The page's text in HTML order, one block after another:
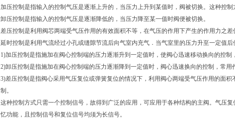
加压控制是指输入的控制气压是逐渐上升的，当压力上升到某值时，阀被切换。这种控
卸压控制是指输入的控制气压是逐渐降低的，当压力降至某一值时阀便被切换。
差压控制是利用阀芯两端受气压作用的有效面积不等，在气压的作用下产生的作用力之差
延时控制是利用气流经过小孔或缝隙节流后向气室内充气．当气室里的压力升至一定值后
1)加压控制是指施加在阀心控制端的压力逐渐升到一定值时，使阀心迅速移动换向的控制
2)卸压控制是指施加在阀心控制端的压力逐渐降到一定值时，阀心迅速换向的控制，常用
3)差压控制是指阀心采用气压复位或弹簧复位的情况下，利用阀心两端受气压作用的面
制。
这种控制方式只需一个控制信号，故得到广泛的应用，可应用于各种结构的主阀。气压
忆功能，且控制信号和复位信号均须为长信号。